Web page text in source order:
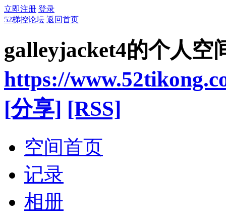
立即注册 登录
52梯控论坛 返回首页
galleyjacket4的个人空
https://
[分享] [RSS]
空间首页
记录
相册